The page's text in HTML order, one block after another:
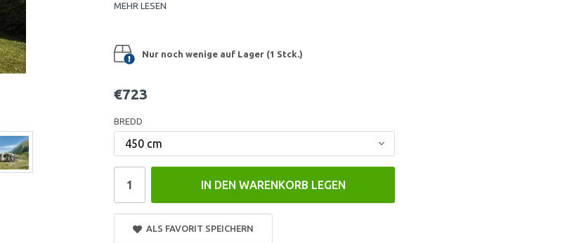
MEHR LESEN
Nur noch wenige auf Lager (1 Stck.)
€723
BREDD
IN DEN WARENKORB LEGEN
ALS FAVORIT SPEICHERN